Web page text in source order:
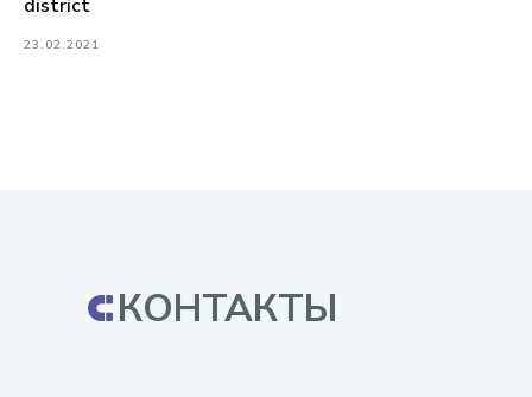
district
23.02.2021
КОНТАКТЫ